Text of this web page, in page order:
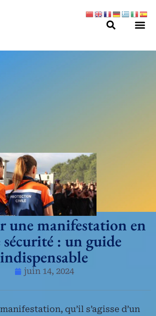
une manifestation en
: un guide
indispensable
juin 14, 2024
qu’il s’agisse d’un